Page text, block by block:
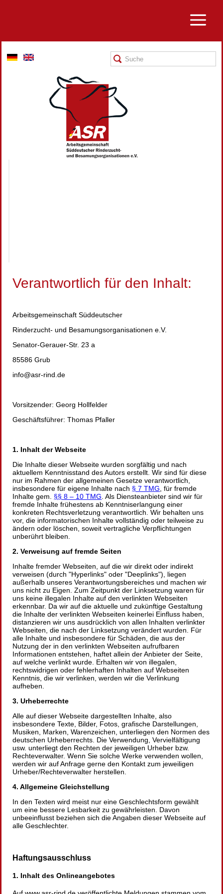
Verantwortlich für den Inhalt:
Arbeitsgemeinschaft Süddeutscher
Rinderzucht- und Besamungsorganisationen e.V.
Senator-Gerauer-Str. 23 a
85586 Grub
info@asr-rind.de
Vorsitzender: Georg Hollfelder
Geschäftsführer: Thomas Pfaller
1. Inhalt der Webseite
Die Inhalte dieser Webseite wurden sorgfältig und nach
aktuellem Kenntnisstand des Autors erstellt. Wir sind für diese
nur im Rahmen der allgemeinen Gesetze verantwortlich,
insbesondere für eigene Inhalte nach § 7 TMG, für fremde
Inhalte gem. §§ 8 – 10 TMG. Als Diensteanbieter sind wir für
fremde Inhalte frühestens ab Kenntniserlangung einer
konkreten Rechtsverletzung verantwortlich. Wir behalten uns
vor, die informatorischen Inhalte vollständig oder teilweise zu
ändern oder löschen, soweit vertragliche Verpflichtungen
unberührt bleiben.
2. Verweisung auf fremde Seiten
Inhalte fremder Webseiten, auf die wir direkt oder indirekt
verweisen (durch Hyperlinks oder Deeplinks ), liegen
außerhalb unseres Verantwortungsbereiches und machen wir
uns nicht zu Eigen. Zum Zeitpunkt der Linksetzung waren für
uns keine illegalen Inhalte auf den verlinkten Webseiten
erkennbar. Da wir auf die aktuelle und zukünftige Gestaltung
die Inhalte der verlinkten Webseiten keinerlei Einfluss haben,
distanzieren wir uns ausdrücklich von allen Inhalten verlinkter
Webseiten, die nach der Linksetzung verändert wurden. Für
alle Inhalte und insbesondere für Schäden, die aus der
Nutzung der in den verlinkten Webseiten aufrufbaren
Informationen entstehen, haftet allein der Anbieter der Seite,
auf welche verlinkt wurde. Erhalten wir von illegalen,
rechtswidrigen oder fehlerhaften Inhalten auf Webseiten
Kenntnis, die wir verlinken, werden wir die Verlinkung
aufheben.
3. Urheberrechte
Alle auf dieser Webseite dargestellten Inhalte, also
insbesondere Texte, Bilder, Fotos, grafische Darstellungen,
Musiken, Marken, Warenzeichen, unterliegen den Normen des
deutschen Urheberrechts. Die Verwendung, Vervielfältigung
usw. unterliegt den Rechten der jeweiligen Urheber bzw.
Rechteverwalter. Wenn Sie solche Werke verwenden wollen,
werden wir auf Anfrage gerne den Kontakt zum jeweiligen
Urheber/Rechteverwalter herstellen.
4. Allgemeine Gleichstellung
In den Texten wird meist nur eine Geschlechtsform gewählt
um eine bessere Lesbarkeit zu gewährleisten. Davon
unbeeinflusst beziehen sich die Angaben dieser Webseite auf
alle Geschlechter.
Haftungsausschluss
1. Inhalt des Onlineangebotes